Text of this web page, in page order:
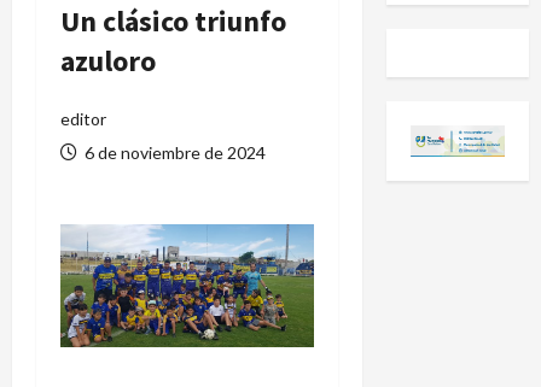
Un clásico triunfo
azuloro
editor
6 de noviembre de 2024